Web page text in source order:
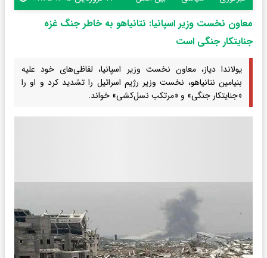
معاون نخست وزیر اسپانیا: نتانیاهو به خاطر جنگ غزه
جنایتکار جنگی است
یولاندا دیاز، معاون نخست وزیر اسپانیا، لفاظی‌های خود علیه
بنیامین نتانیاهو، نخست وزیر رژیم اسرائیل را تشدید کرد و او را
«جنایتکار جنگی» و «مرتکب نسل‌کشی» خواند.